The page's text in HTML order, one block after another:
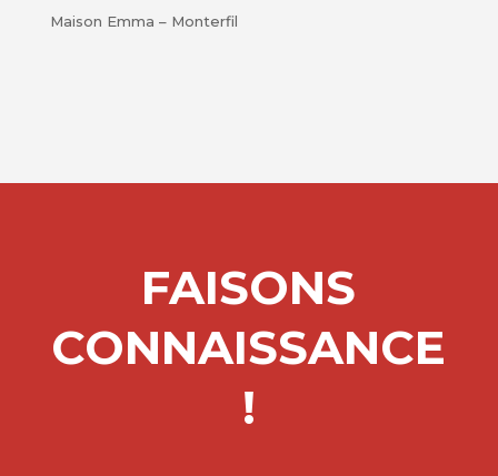
Maison Emma – Monterfil
FAISONS
CONNAISSANCE
!